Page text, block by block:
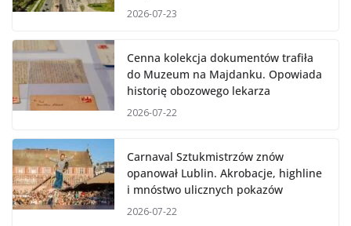
2026-07-23
Cenna kolekcja dokumentów trafiła
do Muzeum na Majdanku. Opowiada
historię obozowego lekarza
2026-07-22
Carnaval Sztukmistrzów znów
opanował Lublin. Akrobacje, highline
i mnóstwo ulicznych pokazów
2026-07-22